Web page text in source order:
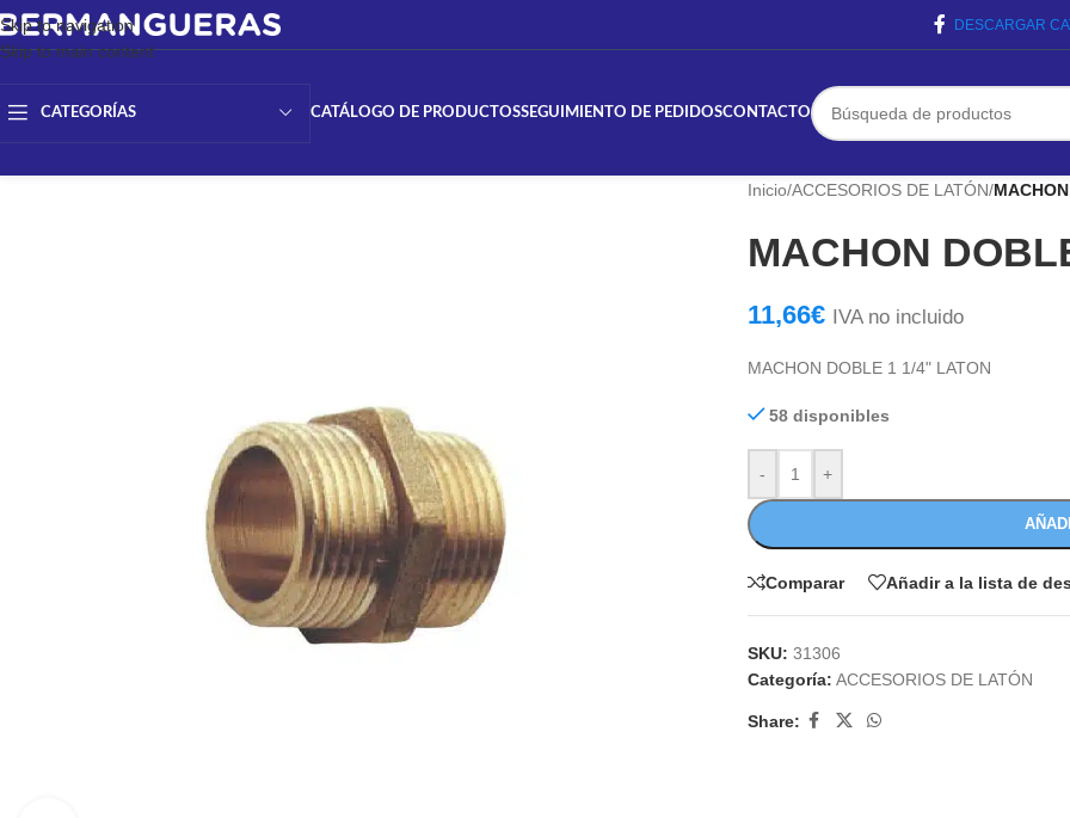
Skip to navigation
Skip to main content
DESCARGAR
CATEGORÍAS CATÁLOGO DE PRODUCTOSSEGUIMIENTO DE PEDIDOSCONTACTO
Inicio/ACCESORIOS DE LATÓN/
MACHON
11,66€ IVA no incluido
MACHON DOBLE 1 1/4" LATON
58 disponibles
- +
Comparar Añadir a la lista de
SKU: 31306
Categoría: ACCESORIOS DE LATÓN
Share: